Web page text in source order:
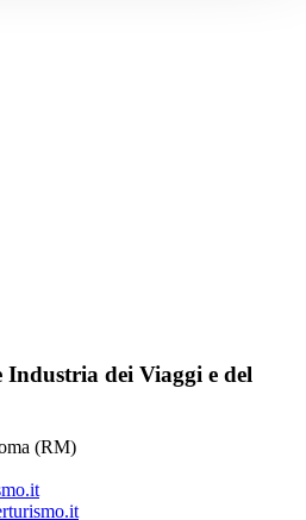
Industria dei Viaggi e del
(RM)